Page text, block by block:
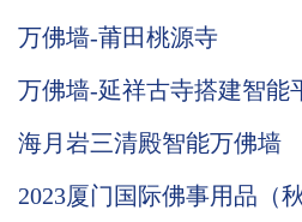
万佛墙-莆田桃源寺
万佛墙-延祥古寺搭建智能
海月岩三清殿智能万佛墙
2023厦门国际佛事用品（